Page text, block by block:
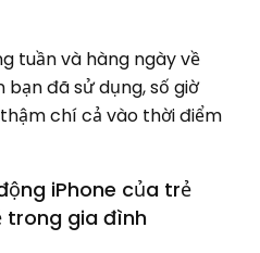
tuần và hàng ngày về
đã sử dụng, số giờ
chí cả vào thời điểm
iPhone của trẻ
trong gia đình